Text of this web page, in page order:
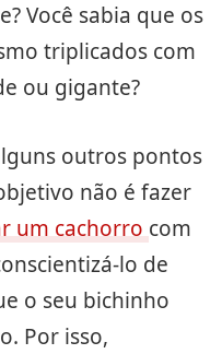
Você sabia que os
triplicados com
ou gigante?
outros pontos
não é fazer
um cachorrocom
lo de
o seu bichinho
Por isso,